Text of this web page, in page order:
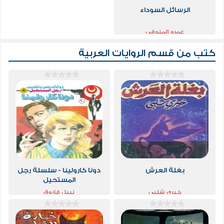
الرسائل السوداء
عمرو المنوفي
كتب من قسم الروايات العربية
بغلة العرش
خيري شلبي
دونا كارولينا - سلسلة رجل
المستحيل
نبيل فاروق